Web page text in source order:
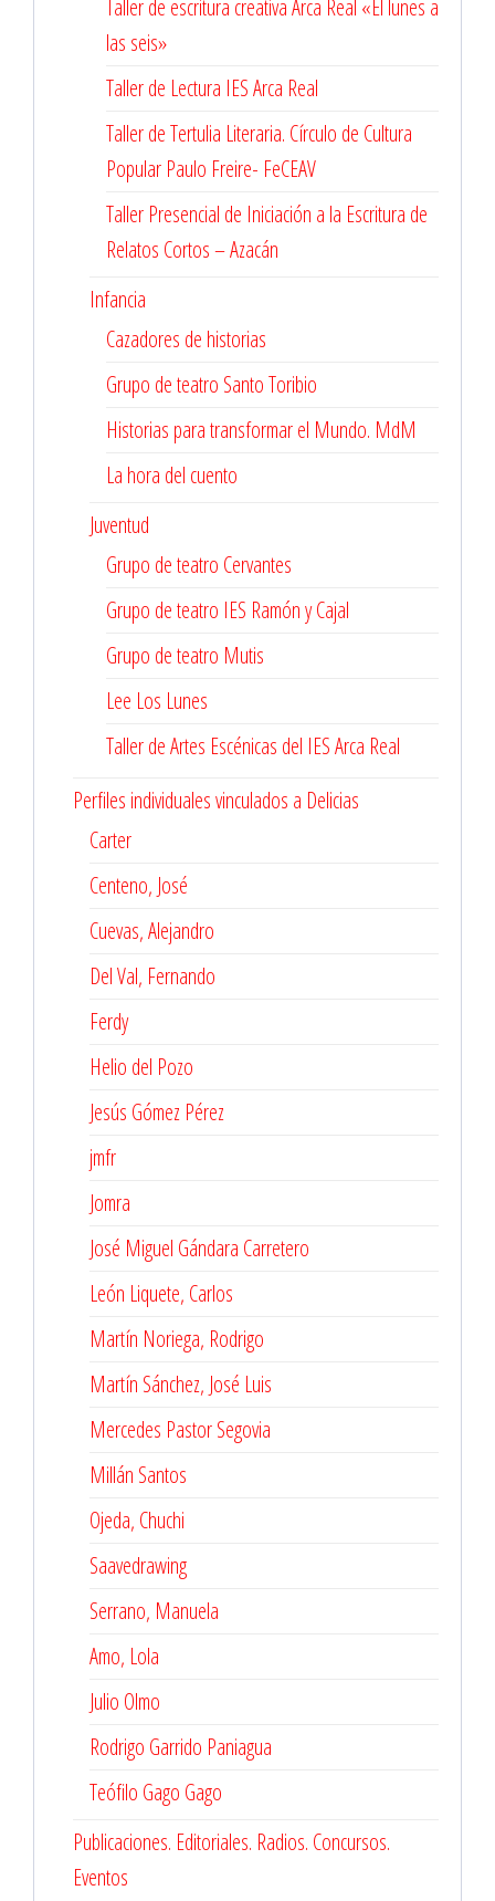
Taller de escritura creativa Arca Real «El lunes a
las seis»
Taller de Lectura IES Arca Real
Taller de Tertulia Literaria. Círculo de Cultura
Popular Paulo Freire- FeCEAV
Taller Presencial de Iniciación a la Escritura de
Relatos Cortos – Azacán
Infancia
Cazadores de historias
Grupo de teatro Santo Toribio
Historias para transformar el Mundo. MdM
La hora del cuento
Juventud
Grupo de teatro Cervantes
Grupo de teatro IES Ramón y Cajal
Grupo de teatro Mutis
Lee Los Lunes
Taller de Artes Escénicas del IES Arca Real
Perfiles individuales vinculados a Delicias
Carter
Centeno, José
Cuevas, Alejandro
Del Val, Fernando
Ferdy
Helio del Pozo
Jesús Gómez Pérez
jmfr
Jomra
José Miguel Gándara Carretero
León Liquete, Carlos
Martín Noriega, Rodrigo
Martín Sánchez, José Luis
Mercedes Pastor Segovia
Millán Santos
Ojeda, Chuchi
Saavedrawing
Serrano, Manuela
Amo, Lola
Julio Olmo
Rodrigo Garrido Paniagua
Teófilo Gago Gago
Publicaciones. Editoriales. Radios. Concursos.
Eventos